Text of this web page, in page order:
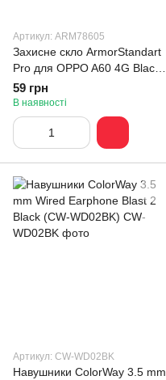
Артикул: ARM78605
Захисне скло ArmorStandart
Pro для OPPO A60 4G Black
(ARM78605)
59 грн
В наявності
Артикул: CW-WD02BK
Навушники ColorWay 3.5 mm